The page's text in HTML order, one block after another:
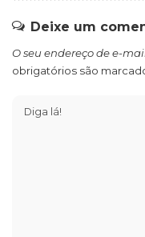
Deixe um
O seu endereço de e-
obrigatórios são